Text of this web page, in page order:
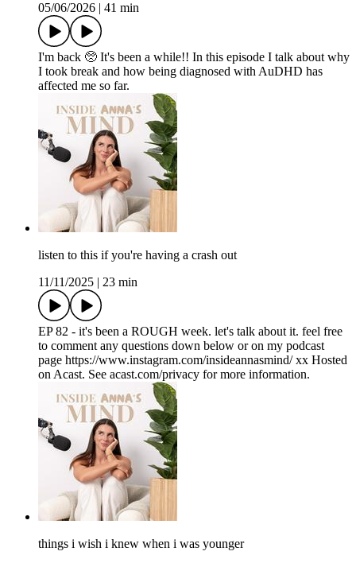
05/06/2026
41 min
I'm back 🥺 It's been a while!! In this episode I talk about why
I took break and how being diagnosed with AuDHD has
affected me so far.
listen to this if you're having a crash out
11/11/2025
23 min
EP 82 - it's been a ROUGH week. let's talk about it. feel free
to comment any questions down below or on my podcast
page https://www.instagram.com/insideannasmind/ xx Hosted
on Acast. See acast.com/privacy for more information.
things i wish i knew when i was younger